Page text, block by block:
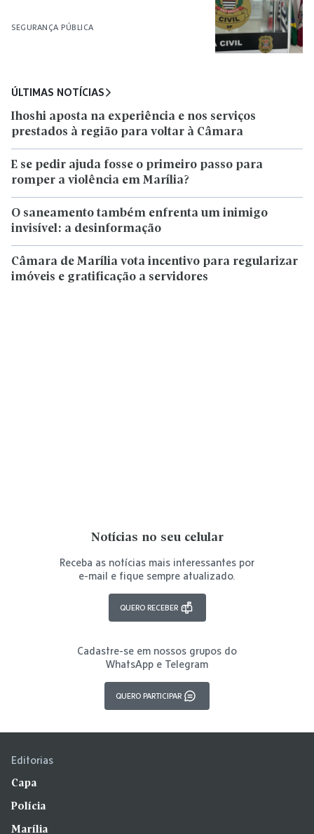
SEGURANÇA PÚBLICA
ÚLTIMAS NOTÍCIAS
Ihoshi aposta na experiência e nos serviços
prestados à região para voltar à Câmara
E se pedir ajuda fosse o primeiro passo para
romper a violência em Marília?
O saneamento também enfrenta um inimigo
invisível: a desinformação
Câmara de Marília vota incentivo para regularizar
imóveis e gratificação a servidores
Notícias no seu celular
Receba as notícias mais interessantes por
e-mail e fique sempre atualizado.
QUERO RECEBER
Cadastre-se em nossos grupos do
WhatsApp e Telegram
QUERO PARTICIPAR
Editorias
Capa
Polícia
Marília